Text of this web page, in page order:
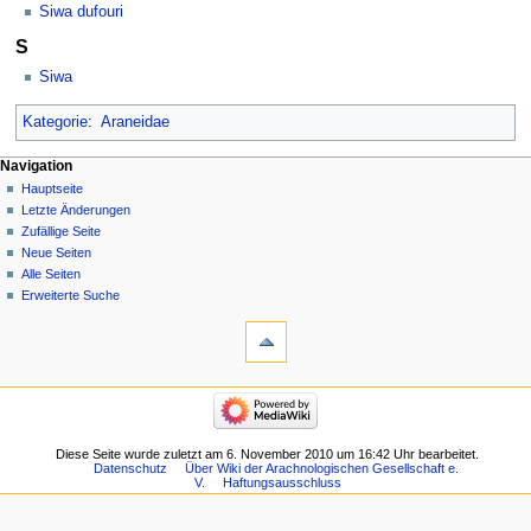
Siwa dufouri
S
Siwa
Kategorie: Araneidae
Navigation
Hauptseite
Letzte Änderungen
Zufällige Seite
Neue Seiten
Alle Seiten
Erweiterte Suche
Diese Seite wurde zuletzt am 6. November 2010 um 16:42 Uhr bearbeitet.
Datenschutz
Über Wiki der Arachnologischen Gesellschaft e.
V.
Haftungsausschluss